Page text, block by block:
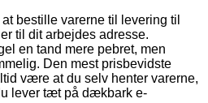
bestille varerne til levering til
til dit arbejdes adresse.
en tand mere pebret, men
Den mest prisbevidste
være at du selv henter varerne,
lever tæt på dækbark e-